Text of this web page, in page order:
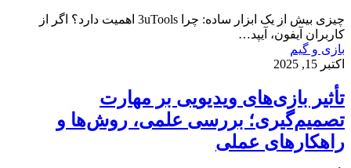
چیزی بیش از یک ابزار ساده: چرا 3uTools اهمیت دارد؟ اگر از
کاربران آیفون، آیپد…
بازی و گیم
اکتبر 15, 2025
تأثیر بازی‌های ویدیویی بر مهارت
تصمیم‌گیری؛ بررسی علمی، روش‌ها و
راهکارهای عملی